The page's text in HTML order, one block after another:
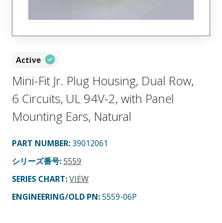
Active
Mini-Fit Jr. Plug Housing, Dual Row,
6 Circuits, UL 94V-2, with Panel
Mounting Ears, Natural
PART NUMBER:39012061
シリーズ番号:5559
SERIES CHART:VIEW
ENGINEERING/OLD PN:5559-06P